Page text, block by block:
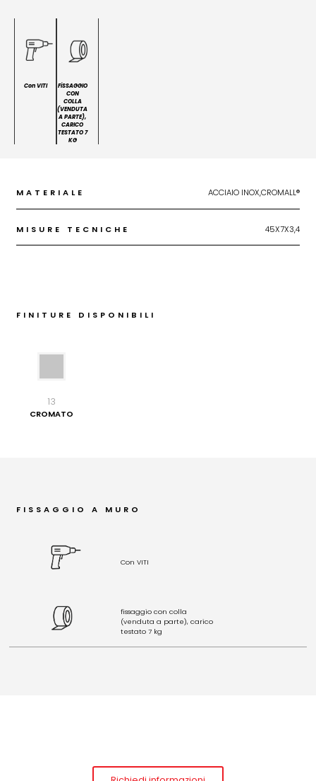
Con VITI
FiSSAGGIO
CON
COLLA
(VENDUTA
A PARTE),
CARICO
TESTATO 7
KG
MATERIALE ACCIAIO INOX,CROMALL®
MISURE TECNICHE 45X7X3,4
FINITURE DISPONIBILI
13
CROMATO
FISSAGGIO A MURO
Con VITI
fissaggio con colla
(venduta a parte), carico
testato 7 kg